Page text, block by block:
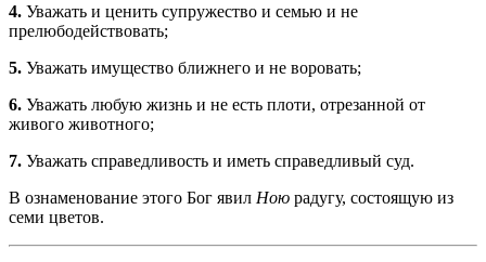
4. Уважать и ценить супружество и семью и не
прелюбодействовать;
5. Уважать имущество ближнего и не воровать;
6. Уважать любую жизнь и не есть плоти, отрезанной от
живого животного;
7. Уважать справедливость и иметь справедливый суд.
В ознаменование этого Бог явил Ною радугу, состоящую из
семи цветов.